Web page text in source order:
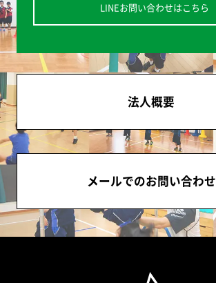
LINEお問い合わせはこちら
法人概要
メールでのお問い合わせ